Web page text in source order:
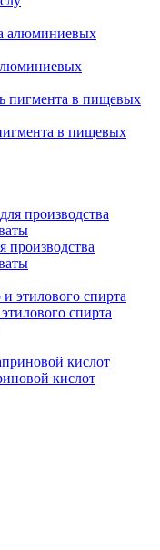
в пищевых
производства
спирта
кислот